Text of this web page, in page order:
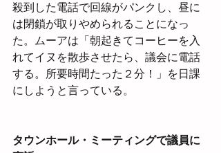
殺到した電話で回線がパンクし、昼に
は閉鎖が取りやめられることになっ
た。ムーアは「朝起きてコーヒーを入
れてイヌを散歩させたら、議会に電話
する。所要時間たった２分！」を日課
にしようと言っている。
タウンホール・ミーティングで議員に